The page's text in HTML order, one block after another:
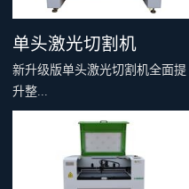
单头激光切割机
新升级版单头激光切割机全面提
升整...
机刚性和结构稳定性，多个型号
可供选择，适合绝大多数非金属